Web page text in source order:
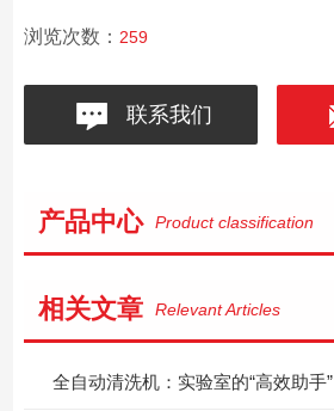
浏览次数： 259
联系我们
产品中心 Product classification
相关文章 Relevant Articles
全自动清洗机：实验室的“高效助手”